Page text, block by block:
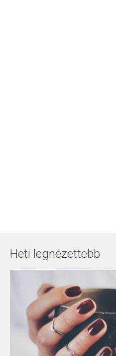
Heti legnézettebb